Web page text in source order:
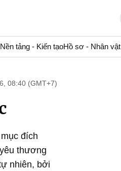
Nền tảng - Kiến tạoHồ sơ - Nhân vật
08:40 (GMT+7)
đích
thương
nhiên, bởi